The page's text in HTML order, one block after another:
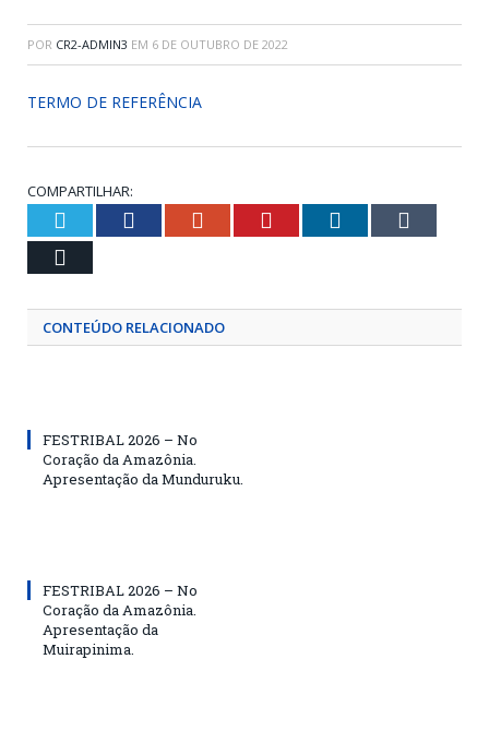
POR CR2-ADMIN3 EM 6 DE OUTUBRO DE 2022
TERMO DE REFERÊNCIA
COMPARTILHAR:
Twitter Facebook Google+ Pinterest LinkedIn
CONTEÚDO RELACIONADO
FESTRIBAL 2026 – No
Coração da Amazônia.
Apresentação da Munduruku.
FESTRIBAL 2026 – No
Coração da Amazônia.
Apresentação da
Muirapinima.